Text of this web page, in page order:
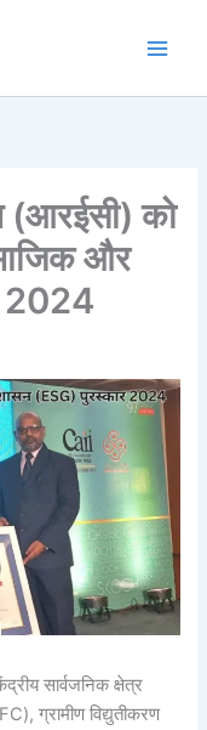
(आरईसी) को
और
2024
सार्वजनिक क्षेत्र
ग्रामीण विद्युतीकरण